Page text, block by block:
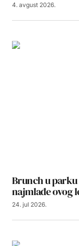
4. avgust 2026.
Brunch u
najmlađe ovog
24. jul 2026.